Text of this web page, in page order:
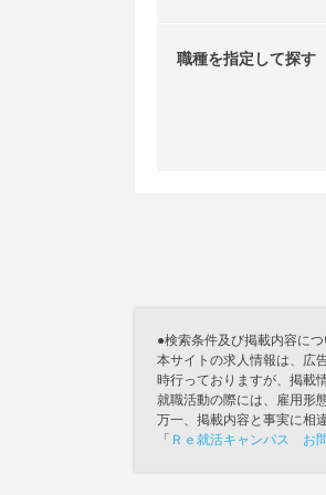
職種を指定して探す
●検索条件及び掲載内容につ
本サイトの求人情報は、広
時行っておりますが、掲載
就職活動の際には、雇用形
万一、掲載内容と事実に相
「 Ｒｅ就活キャンパス お